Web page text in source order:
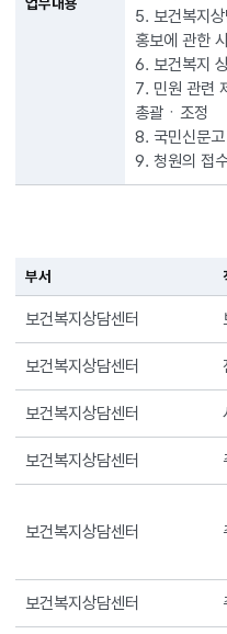
업무내용
5. 보건복지
홍보에 관한
6. 보건복지
7. 민원 관련
총괄ㆍ조정
8. 국민신문
9. 청원의 접
부서
보건복지상담센터
보건복지상담센터
보건복지상담센터
보건복지상담센터
보건복지상담센터
보건복지상담센터